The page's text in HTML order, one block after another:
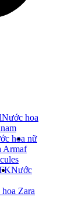
Armaf
Zara
Nước hoa
nam
hoa nữ
Nước